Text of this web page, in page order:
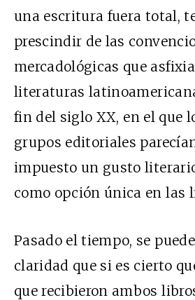
una escritura fuera total,
prescindir de las
mercadológicas que
literaturas
fin del siglo XX, en el que
grupos editoriales
impuesto un gusto
como opción única en las
Pasado el tiempo, se
claridad que si es cierto
que recibieron ambos